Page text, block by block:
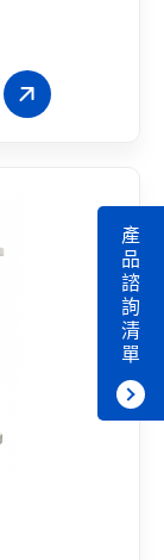
產
品
諮
詢
清
單